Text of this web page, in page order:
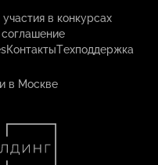
в конкурсах
соглашение
КонтактыТехподдержка
в Москве